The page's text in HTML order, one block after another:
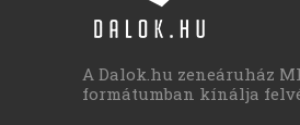
A Dalok.hu zeneáruház
formátumban kínálja